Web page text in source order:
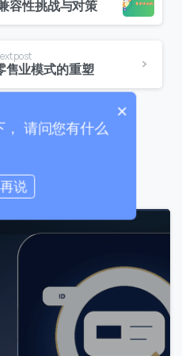
容性挑战与对策
post
售业模式的重塑
0
0 / 180
×
， 请问您有什么
说